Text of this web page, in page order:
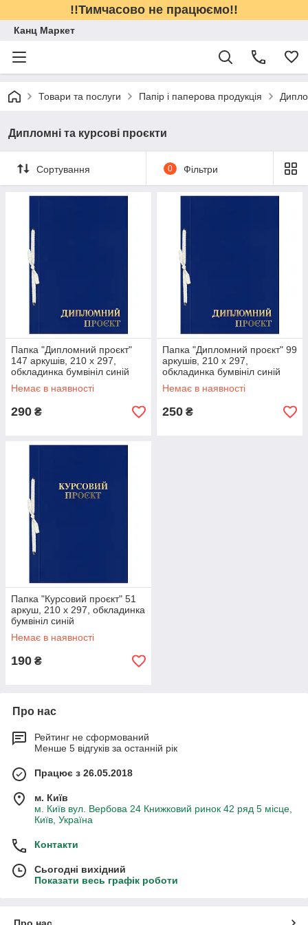
!!Тимчасово не працюємо!!
Канц Маркет
Товари та послуги Папір і паперова продукція
Дипломні та курсові проєкти
Сортування 0 Фільтри
Папка "Дипломний проєкт"
147 аркушів, 210 х 297,
обкладинка бумвініл синій
Немає в наявності
290 ₴
Папка "Дипломний проєкт" 99
аркушів, 210 х 297,
обкладинка бумвініл синій
Немає в наявності
250 ₴
Папка "Курсовий проєкт" 51
аркуш, 210 х 297, обкладинка
бумвініл синій
Немає в наявності
190 ₴
Про нас
Рейтинг не сформований
Менше 5 відгуків за останній рік
Працює з 26.05.2018
м. Київ
м. Київ вул. Вербова 24 Книжковий ринок 42 ряд 5 місце,
Київ, Україна
Контакти
Сьогодні вихідний
Показати весь графік роботи